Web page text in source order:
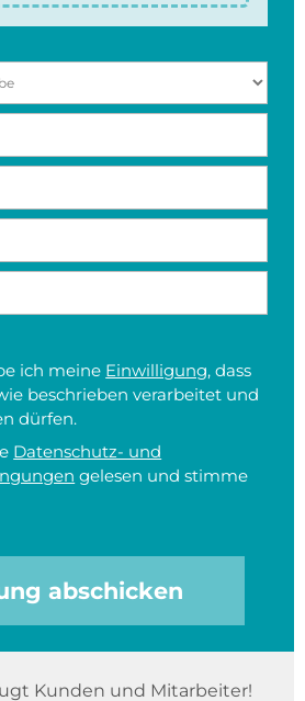
ich meine Einwilligung, dass
beschrieben verarbeitet und
dürfen.
Datenschutz- und
gelesen und stimme
abschicken
Kunden und Mitarbeiter!